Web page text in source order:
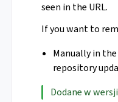
seen in the URL.
If you want to
Manually in
repository
Dodane w wersji